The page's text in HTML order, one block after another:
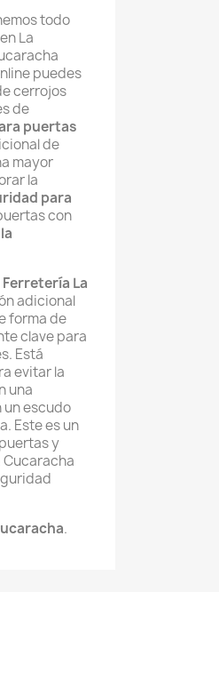
todo
en La
puedes
cerrojos
de
puertas
de
mayor
la
para
con
La
adicional
forma de
clave para
Está
evitar la
una
escudo
Este es un
y
.